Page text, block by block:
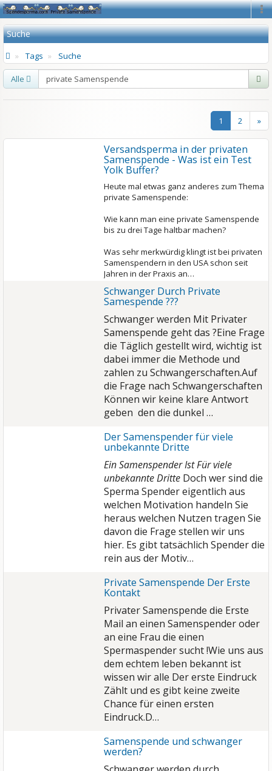
Suche
Tags Suche
Alle
1 2 »
Versandsperma in der privaten
Samenspende - Was ist ein Test
Yolk Buffer?
Heute mal etwas ganz anderes zum Thema
private Samenspende:
Wie kann man eine private Samenspende
bis zu drei Tage haltbar machen?
Was sehr merkwürdig klingt ist bei privaten
Samenspendern in den USA schon seit
Jahren in der Praxis an…
Schwanger Durch Private
Samespende ???
Schwanger werden Mit Privater
Samenspende geht das ?Eine Frage
die Täglich gestellt wird, wichtig ist
dabei immer die Methode und
zahlen zu Schwangerschaften.Auf
die Frage nach Schwangerschaften
Können wir keine klare Antwort
geben den die dunkel …
Der Samenspender für viele
unbekannte Dritte
Ein Samenspender Ist Für viele
unbekannte Dritte Doch wer sind die
Sperma Spender eigentlich aus
welchen Motivation handeln Sie
heraus welchen Nutzen tragen Sie
davon die Frage stellen wir uns
hier. Es gibt tatsächlich Spender die
rein aus der Motiv…
Private Samenspende Der Erste
Kontakt
Privater Samenspende die Erste
Mail an einen Samenspender oder
an eine Frau die einen
Spermaspender sucht !Wie uns aus
dem echtem leben bekannt ist
wissen wir alle Der erste Eindruck
Zählt und es gibt keine zweite
Chance für einen ersten
Eindruck.D…
Samenspende und schwanger
werden?